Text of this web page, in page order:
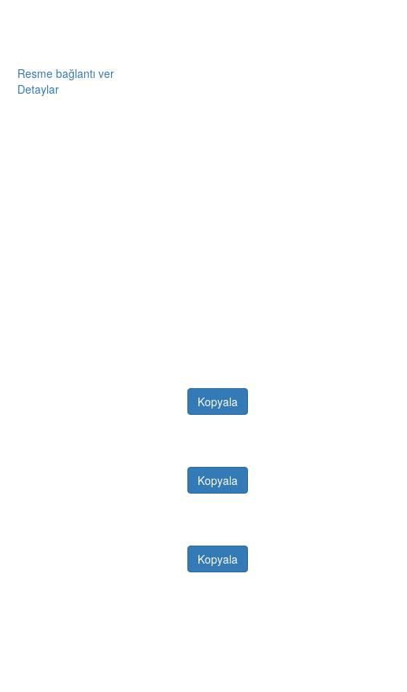
Resme bağlantı ver
Detaylar
Kopyala
Kopyala
Kopyala